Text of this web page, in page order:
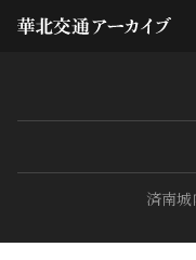
済南